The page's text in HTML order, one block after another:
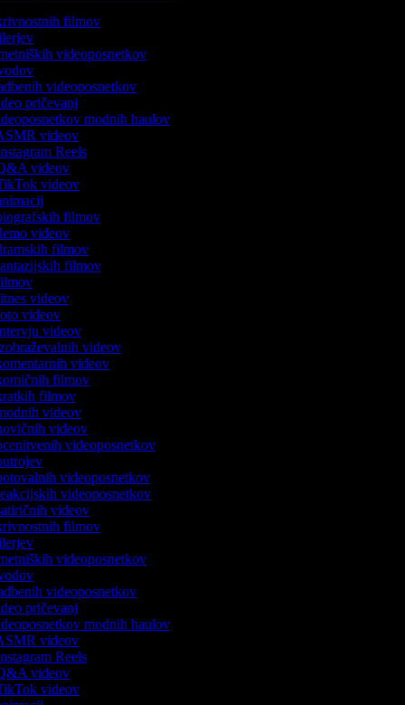
filmov
videoposnetkov
videoposnetkov
pričevanj
modnih haulov
videov
Reels
videov
videov
filmov
videov
filmov
filmov
videov
videov
videov
videov
videov
filmov
filmov
videov
videov
videoposnetkov
videoposnetkov
videoposnetkov
videov
filmov
videoposnetkov
videoposnetkov
pričevanj
modnih haulov
videov
Reels
videov
videov